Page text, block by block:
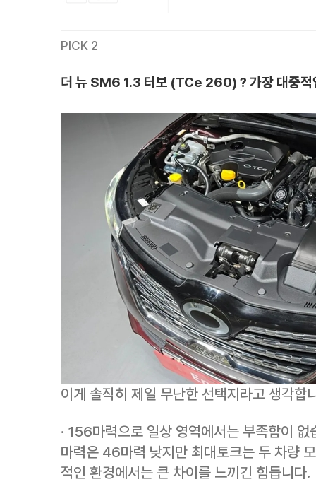
PICK 2
더 뉴 SM6 1.3 터보 (TCe 260) ? 가장 대중적
이게 솔직히 제일 무난한 선택지라고 생각합
· 156마력으로 일상 영역에서는 부족함이
마력은 46마력 낮지만 최대토크는 두 차량
적인 환경에서는 큰 차이를 느끼긴 힘듭니다.